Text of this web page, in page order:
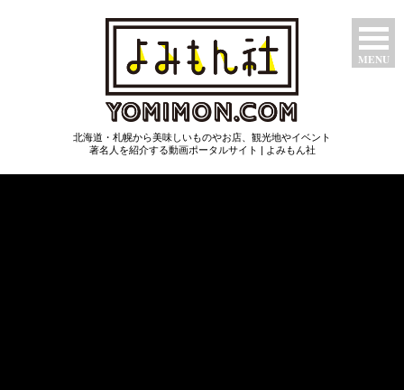
MENU
北海道・札幌から美味しいものやお店、観光地やイベント
著名人を紹介する動画ポータルサイト | よみもん社